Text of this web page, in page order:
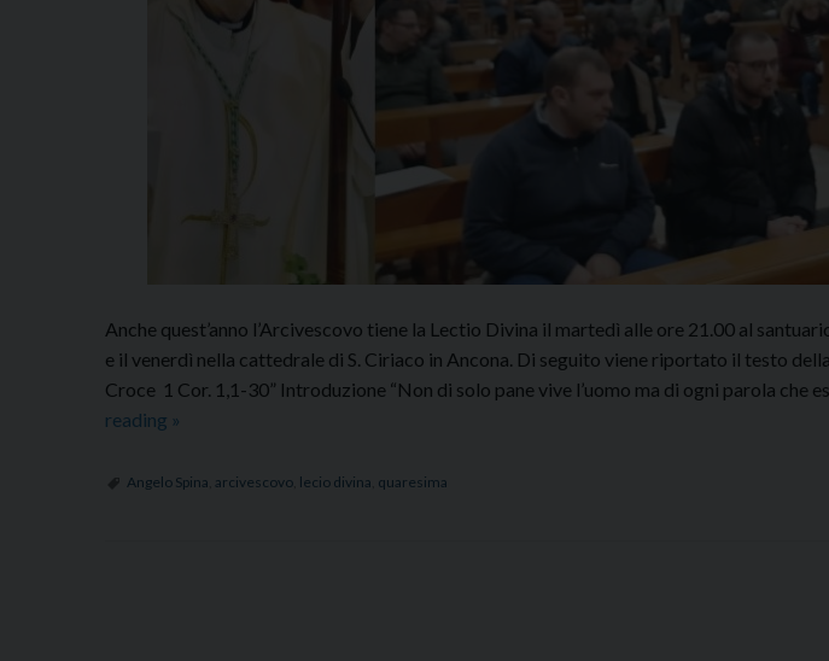
Anche quest’anno l’Arcivescovo tiene la Lectio Divina il martedì alle ore 21.00 al
e il venerdì nella cattedrale di S. Ciriaco in Ancona. Di seguito viene riportato il testo
Croce 1 Cor. 1,1-30” Introduzione “Non di solo pane vive l’uomo ma di ogni parola che
reading Lectio
dell’Arcivescovo
»
Angelo Spina arcivescovo lecio divina quaresima